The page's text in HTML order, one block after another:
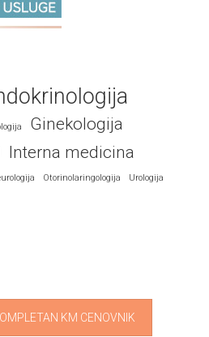
Ginekologija
Interna medicina
Otorinolaringologija Urologija
KM CENOVNIK